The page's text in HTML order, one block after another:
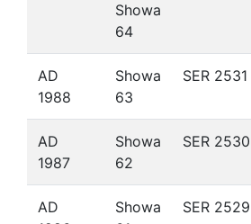
Showa
64
AD
1988
Showa
63
SER 2531
AD
1987
Showa
62
SER 2530
AD
Showa
SER 2529